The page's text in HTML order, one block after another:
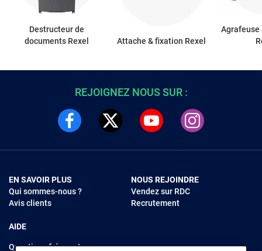
Destructeur de
documents Rexel
Attache & fixation Rexel
REJOIGNEZ NOUS SUR :
EN SAVOIR PLUS
Qui sommes-nous ?
Avis clients
AIDE
Questions fréquentes
NOUS REJOINDRE
Vendez sur RDC
Recrutement